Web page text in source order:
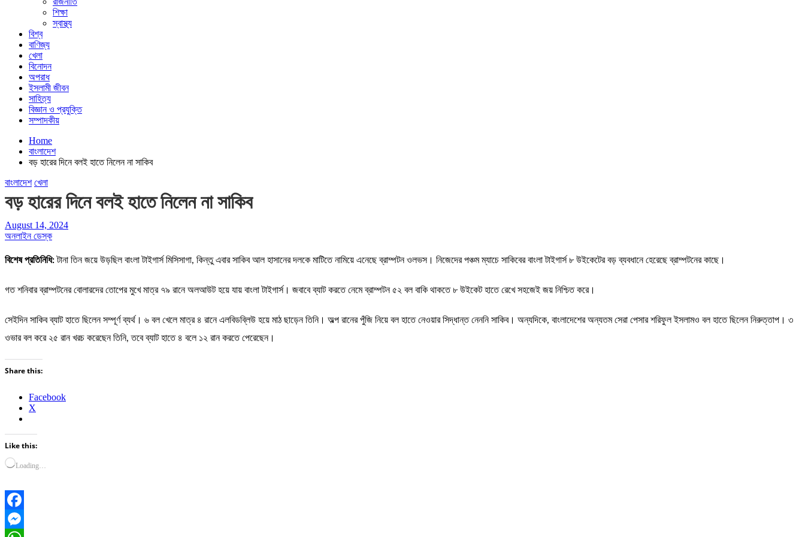
শিক্ষা
স্বাস্থ্য
বিশ্ব
বাণিজ্য
খেলা
বিনোদন
অপরাধ
ইসলামী জীবন
সাহিত্য
বিজ্ঞান ও প্রযুক্তি
সম্পাদকীয়
Home
বাংলাদেশ
বড় হারের দিনে বলই হাতে নিলেন না সাকিব
বাংলাদেশ খেলা
বড় হারের দিনে বলই হাতে নিলেন না সাকিব
August 14, 2024
অনলাইন ডেস্ক
বিশেষ প্রতিনিধি:টানা তিন জয়ে উড়ছিল বাংলা টাইগার্স মিসিসাগা, কিন্তু এবার সাকিব আল হাসানের দলকে মাটিতে নামিয়ে এনেছে ব্রাম্পটন ওলভস। নিজেদের পঞ্চম ম্যাচে সাকিবের বাংলা টাইগার্স ৮ উইকেটের বড় ব্যবধানে হেরেছে ব্রাম্পটনের কাছে।
গত শনিবার ব্রাম্পটনের বোলারদের তোপের মুখে মাত্র ৭৯ রানে অলআউট হয়ে যায় বাংলা টাইগার্স। জবাবে ব্যাট করতে নেমে ব্রাম্পটন ৫২ বল বাকি থাকতে ৮ উইকেট হাতে রেখে সহজেই জয় নিশ্চিত করে।
সেইদিন সাকিব ব্যাট হাতে ছিলেন সম্পূর্ণ ব্যর্থ। ৬ বল খেলে মাত্র ৪ রানে এলবিডব্লিউ হয়ে মাঠ ছাড়েন তিনি। অল্প রানের পুঁজি নিয়ে বল হাতে নেওয়ার সিদ্ধান্ত নেননি সাকিব। অন্যদিকে, বাংলাদেশের অন্যতম সেরা পেসার শরিফুল ইসলামও বল হাতে ছিলেন নিরুত্তাপ। ৩
ওভার বল করে ২৫ রান খরচ করেছেন তিনি, তবে ব্যাট হাতে ৪ বলে ১২ রান করতে পেরেছেন।
Share this:
Facebook
X
Like this:
Loading…
Facebook